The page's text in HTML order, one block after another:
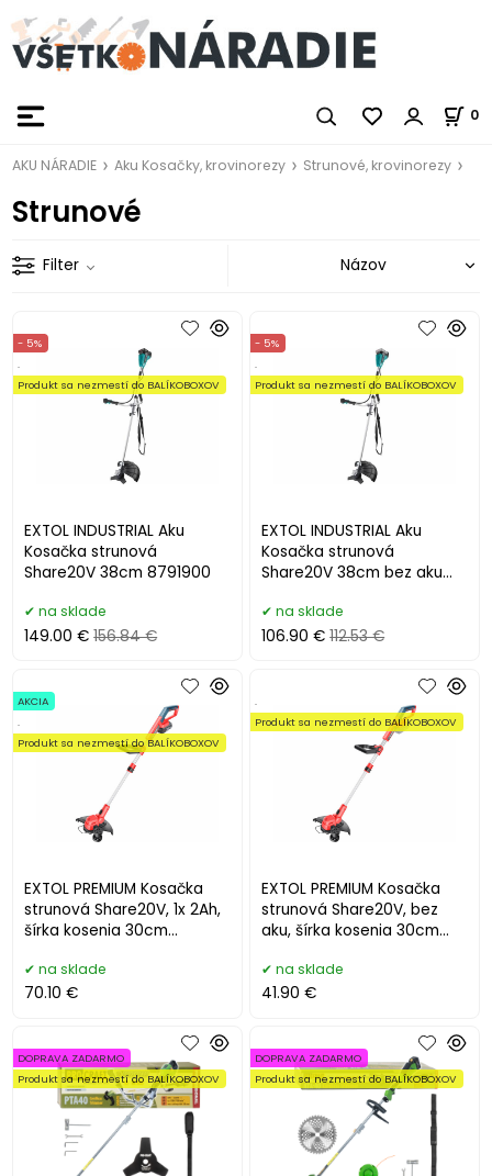
0
AKU NÁRADIE Aku Kosačky, krovinorezy Strunové, krovinorezy
Strunové
Filter
EXTOL INDUSTRIAL Aku
Kosačka strunová
Share20V 38cm 8791900
- 5%
.
Produkt sa nezmestí do BALÍKOBOXOV
na sklade
149.00 € 156.84 €
EXTOL INDUSTRIAL Aku
Kosačka strunová
Share20V 38cm bez aku
- 5%
.
Produkt sa nezmestí do BALÍKOBOXOV
na sklade
106.90 € 112.53 €
EXTOL PREMIUM Kosačka
strunová Share20V, 1x 2Ah,
šírka kosenia 30cm
AKCIA
Produkt sa nezmestí do BALÍKOBOXOV
na sklade
70.10 €
EXTOL PREMIUM Kosačka
strunová Share20V, bez
aku, šírka kosenia 30cm
Produkt sa nezmestí do BALÍKOBOXOV
na sklade
41.90 €
DOPRAVA ZADARMO
Produkt sa nezmestí do BALÍKOBOXOV
DOPRAVA ZADARMO
Produkt sa nezmestí do BALÍKOBOXOV